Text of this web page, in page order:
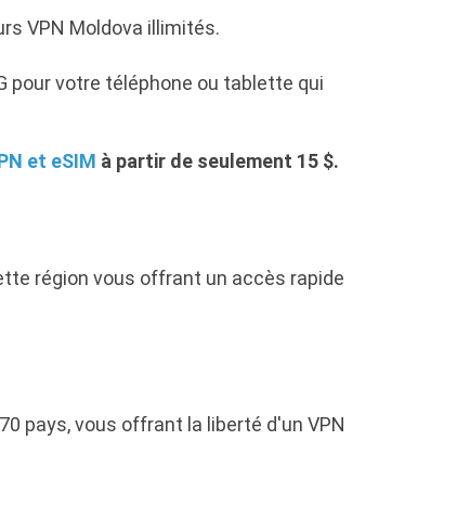
VPN Moldova illimités.
pour votre téléphone ou tablette qui
et eSIM à partir de seulement 15 $.
région vous offrant un accès rapide
pays, vous offrant la liberté d'un VPN